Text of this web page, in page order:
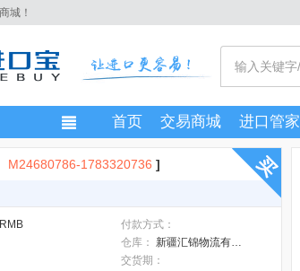
城！
首页 交易商城 进口管家
M24680786-1783320736 ]
RMB
付款方式：
仓库：
新疆汇锦物流有限公司
交货期：